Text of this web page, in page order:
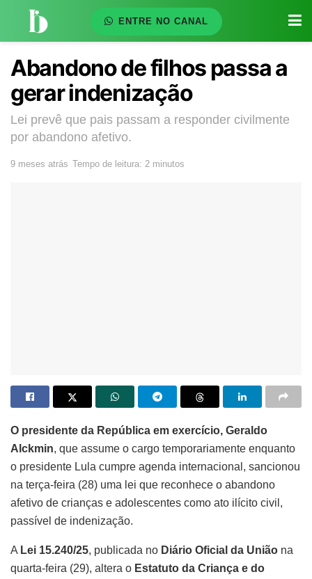
ENTRE NO CANAL
Abandono de filhos passa a
gerar indenização
Lei prevê que pais passam a responder civilmente
por abandono afetivo.
9 meses atrás Tempo de leitura: 2 minutos
O presidente da República em exercício, Geraldo
Alckmin, que assume o cargo temporariamente enquanto
o presidente Lula cumpre agenda internacional, sancionou
na terça-feira (28) uma lei que reconhece o abandono
afetivo de crianças e adolescentes como ato ilícito civil,
passível de indenização.
A Lei 15.240/25, publicada no Diário Oficial da União na
quarta-feira (29), altera o Estatuto da Criança e do